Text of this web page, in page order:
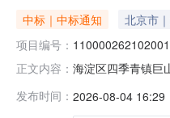
中标｜中标通知 北京市
项目编号：
正文内容： 海淀区四季青镇巨
北京化科工程管理
发布时间： 2026-08-04 16:29